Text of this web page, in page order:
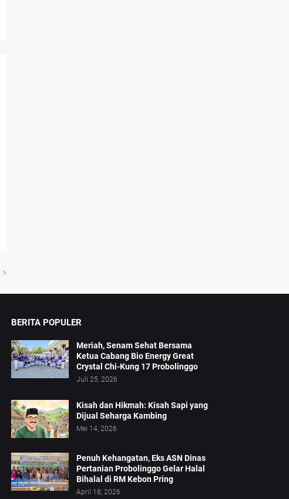
BERITA POPULER
Meriah, Senam Sehat Bersama
Ketua Cabang Bio Energy Great
Crystal Chi-Kung 17 Probolinggo
Juli 25, 2026
Kisah dan Hikmah: Kisah Sapi yang
Dijual Seharga Kambing
Mei 14, 2026
Penuh Kehangatan, Eks ASN Dinas
Pertanian Probolinggo Gelar Halal
Bihalal di RM Kebon Pring
April 18, 2026